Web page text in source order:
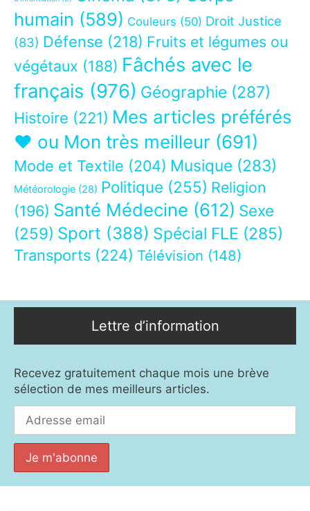
humain (589) Couleurs (50) Droit Justice
(83) Défense (218) Fruits et légumes ou
végétaux (188) Fâchés avec le
français (976) Géographie (287)
Histoire (221) Mes articles préférés
❤ ou Mon très meilleur (691)
Mode et Textile (204) Musique (283)
Météorologie (28) Politique (255) Religion
(196) Santé Médecine (612) Sexe
(259) Sport (388) Spécial FLE (285)
Transports (224) Télévision (148)
Lettre d’information
Recevez gratuitement chaque mois une brève
sélection de mes meilleurs articles.